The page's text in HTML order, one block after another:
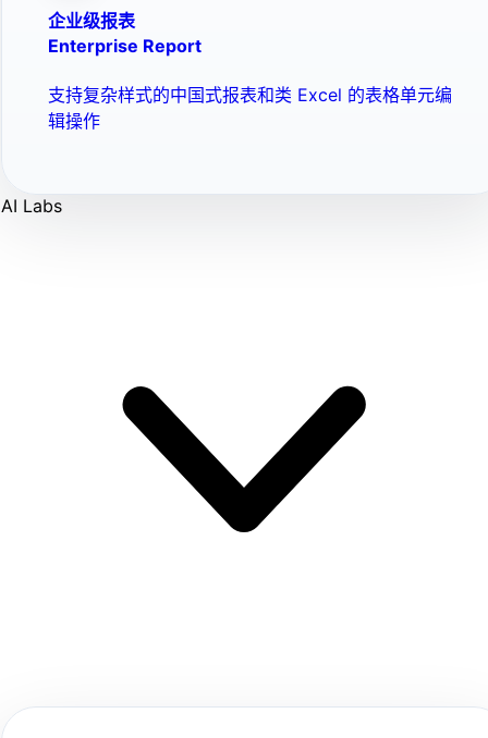
企业级报表
Enterprise Report
支持复杂样式的中国式报表和类 Excel 的表格单元编
辑操作
AI Labs